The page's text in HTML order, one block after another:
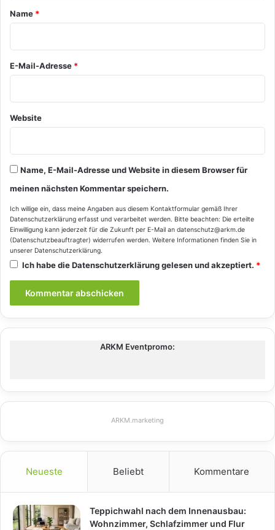
a
*
Name *
E-Mail-Adresse *
Website
Name, E-Mail-Adresse und Website in diesem Browser für
meinen nächsten Kommentar speichern.
Ich willige ein, dass meine Angaben aus diesem Kontaktformular gemäß Ihrer
Datenschutzerklärung erfasst und verarbeitet werden. Bitte beachten: Die erteilte
Einwilligung kann jederzeit für die Zukunft per E-Mail an datenschutz@arkm.de
(Datenschutzbeauftragter) widerrufen werden. Weitere Informationen finden Sie in
unserer Datenschutzerklärung.
Ich habe dieDatenschutzerklärunggelesen und akzeptiert. *
ARKM Eventpromo:
ARKM.marketing
Neueste Beliebt Kommentare
Teppichwahl nach dem Innenausbau:
Wohnzimmer, Schlafzimmer und Flur